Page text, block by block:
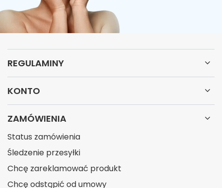
REGULAMINY
KONTO
ZAMÓWIENIA
Status zamówienia
Śledzenie przesyłki
Chcę zareklamować produkt
Chcę odstąpić od umowy